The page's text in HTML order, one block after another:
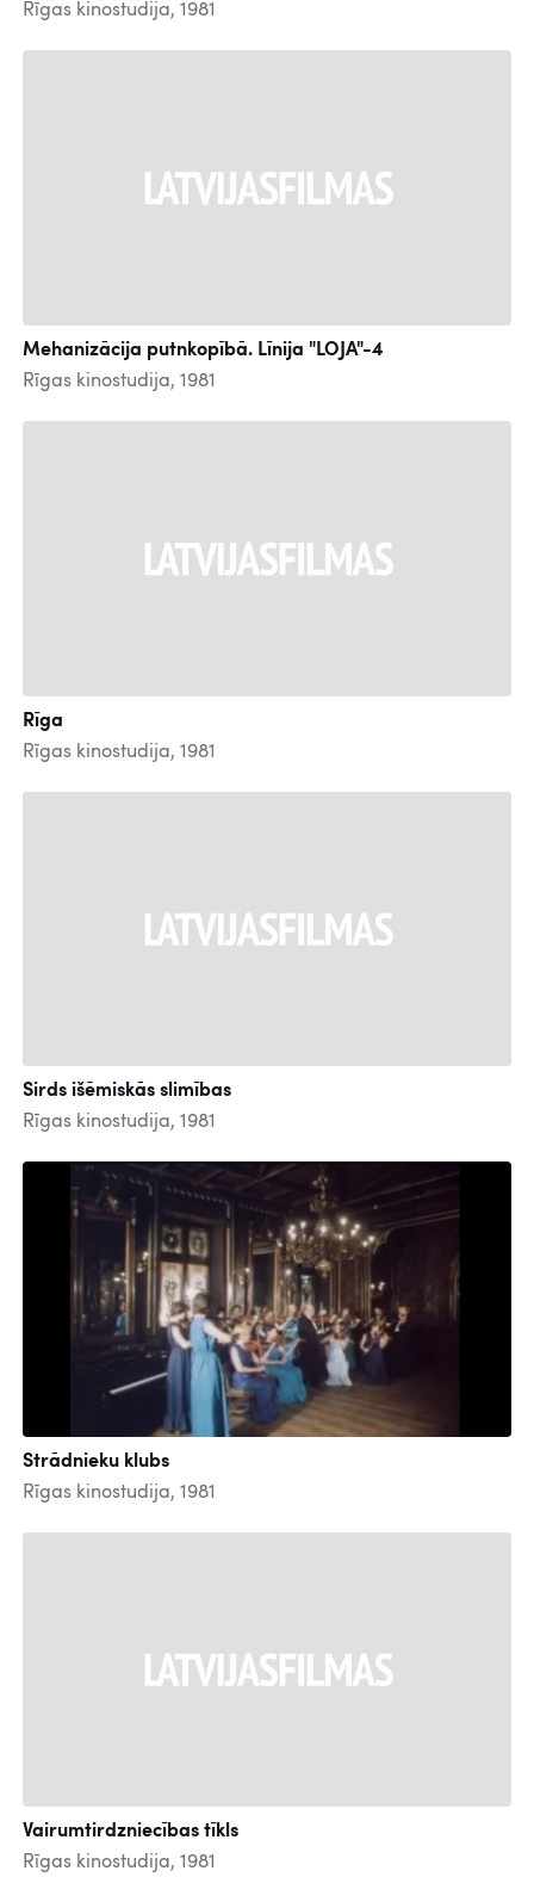
Rīgas kinostudija, 1981
Mehanizācija putnkopībā. Līnija "LOJA"-4
Rīgas kinostudija, 1981
Rīga
Rīgas kinostudija, 1981
Sirds išēmiskās slimības
Rīgas kinostudija, 1981
Strādnieku klubs
Rīgas kinostudija, 1981
Vairumtirdzniecības tīkls
Rīgas kinostudija, 1981